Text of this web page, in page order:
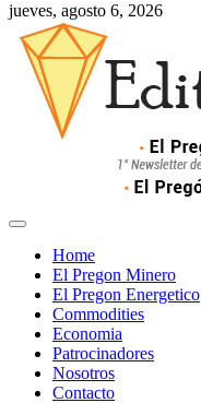
jueves, agosto 6, 2026
Home
El Pregon Minero
El Pregon Energetico
Commodities
Economia
Patrocinadores
Nosotros
Contacto